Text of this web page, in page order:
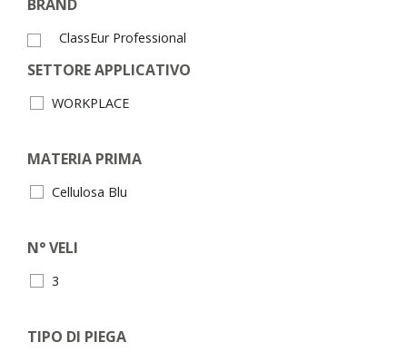
BRAND
ClassEur Professional
SETTORE APPLICATIVO
WORKPLACE
MATERIA PRIMA
Cellulosa Blu
N° VELI
3
TIPO DI PIEGA